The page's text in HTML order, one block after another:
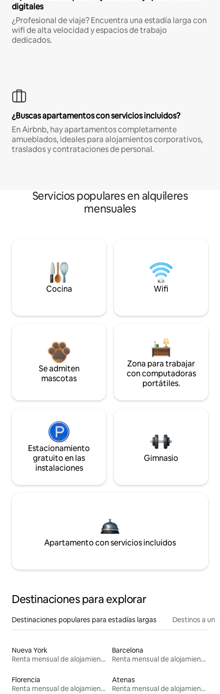
digitales
¿Profesional de viaje? Encuentra una estadía larga con
wifi de alta velocidad y espacios de trabajo
dedicados.
¿Buscas apartamentos con servicios incluidos?
En Airbnb, hay apartamentos completamente
amueblados, ideales para alojamientos corporativos,
traslados y contrataciones de personal.
Servicios populares en alquileres
mensuales
Cocina Wifi
Se admiten
mascotas
Zona para trabajar
con computadoras
portátiles.
Estacionamiento
gratuito en las
instalaciones
Gimnasio
Apartamento con servicios incluidos
Destinaciones para explorar
Destinaciones populares para estadías largas Destinos a un
Nueva York
Renta mensual de alojamientos
Barcelona
Renta mensual de alojamientos
Florencia
Renta mensual de alojamientos
Atenas
Renta mensual de alojamientos